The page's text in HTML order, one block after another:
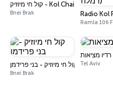
קול חי מיוזיק - Kol Chai Music
Bnei Brak
Ramla 106
קול חי מיוזיק - בני פרידמן
Bnei Brak
רדיו מציאות
Tel Aviv